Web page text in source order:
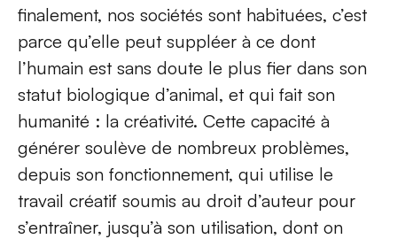
finalement, nos sociétés sont habituées, c’est
parce qu’elle peut suppléer à ce dont
l’humain est sans doute le plus fier dans son
statut biologique d’animal, et qui fait son
humanité : la créativité. Cette capacité à
générer soulève de nombreux problèmes,
depuis son fonctionnement, qui utilise le
travail créatif soumis au droit d’auteur pour
s’entraîner, jusqu’à son utilisation, dont on